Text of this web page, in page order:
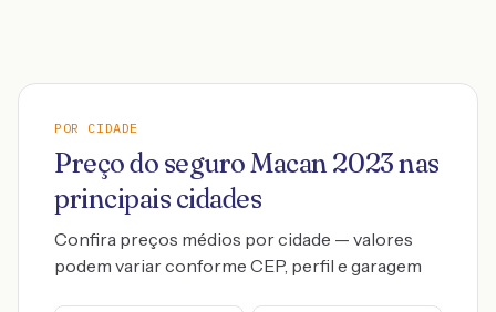
POR CIDADE
Preço do seguroMacan 2023nas
principais cidades
Confira preços médios por cidade — valores
podem variar conforme CEP, perfil e garagem